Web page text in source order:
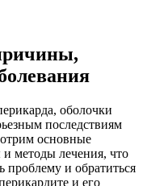
оболочки
последствиям
основные
методы лечения, что
проблему и обратиться
и его